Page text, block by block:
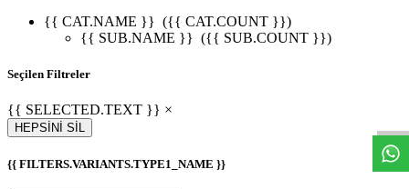
{{ CAT.NAME }} ({{ CAT.COUNT }})
{{ SUB.NAME }} ({{ SUB.COUNT }})
Seçilen Filtreler
{{ SELECTED.TEXT }} ×
HEPSİNİ SİL
{{ FILTERS.VARIANTS.TYPE1_NAME }}